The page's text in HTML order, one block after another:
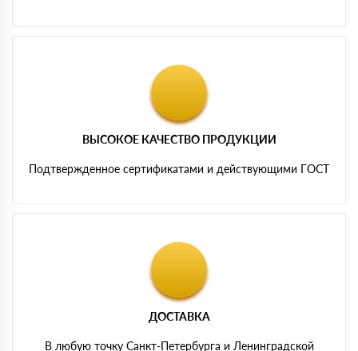
ВЫСОКОЕ КАЧЕСТВО ПРОДУКЦИИ
Подтвержденное сертификатами и действующими ГОСТ
ДОСТАВКА
В любую точку Санкт-Петербурга и Ленинградской